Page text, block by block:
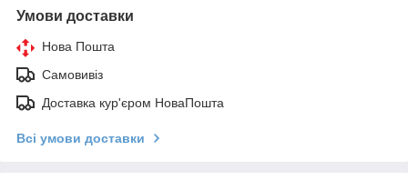
Умови доставки
Нова Пошта
Самовивіз
Доставка кур'єром НоваПошта
Всі умови доставки